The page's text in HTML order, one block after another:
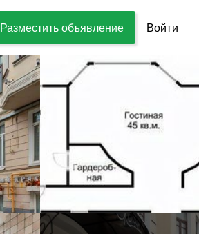
Разместить объявление Войти